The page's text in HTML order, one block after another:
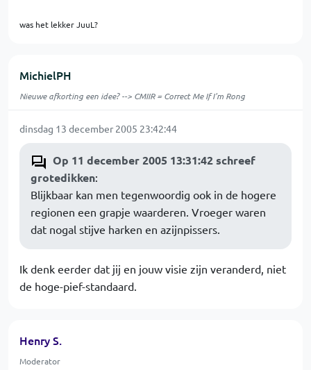
was het lekker JuuL?
MichielPH
Nieuwe afkorting een idee? --> CMIIR = Correct Me If I'm Rong
dinsdag 13 december 2005 23:42:44
Op 11 december 2005 13:31:42 schreef
grotedikken:
Blijkbaar kan men tegenwoordig ook in de hogere
regionen een grapje waarderen. Vroeger waren
dat nogal stijve harken en azijnpissers.
Ik denk eerder dat jij en jouw visie zijn veranderd, niet
de hoge-pief-standaard.
Henry S.
Moderator